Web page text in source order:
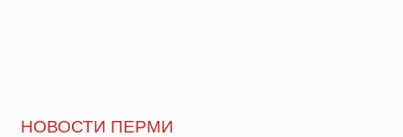
НОВОСТИ ПЕРМИ